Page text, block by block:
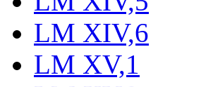
LM XIV,6
LM XV,1